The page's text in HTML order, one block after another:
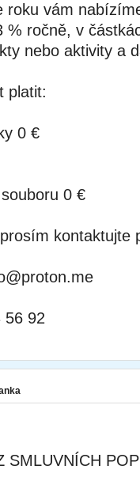
roku vám
% ročně, v
nebo aktivity a
platit:
0 €
0 €
kontaktujte
56 92
SMLUVNÍCH